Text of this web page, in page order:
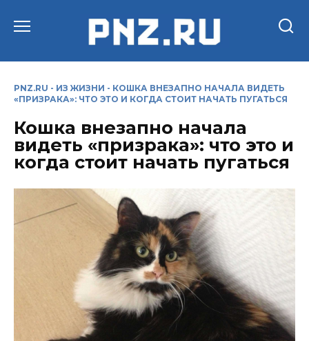
PNZ.RU - ИЗ ЖИЗНИ - КОШКА ВНЕЗАПНО НАЧАЛА ВИДЕТЬ
«ПРИЗРАКА»: ЧТО ЭТО И КОГДА СТОИТ НАЧАТЬ ПУГАТЬСЯ
Кошка внезапно начала
видеть «призрака»: что это и
когда стоит начать пугаться